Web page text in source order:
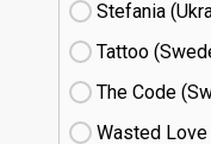
Stefania
Tattoo
The Code
Wasted